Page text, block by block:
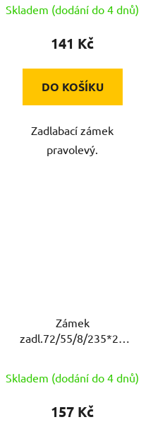
Skladem (dodání do 4 dnů)
141 Kč
DO KOŠÍKU
Zadlabací zámek
pravolevý.
Zámek
zadl.72/55/8/235*20
Skladem (dodání do 4 dnů)
157 Kč